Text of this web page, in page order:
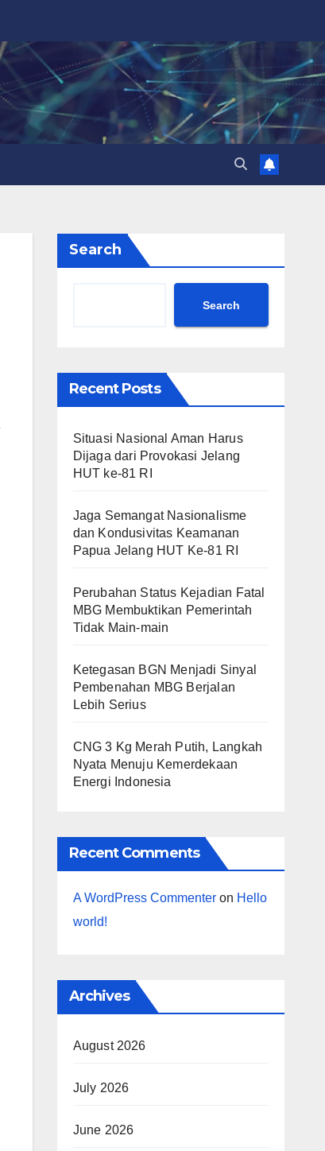
Search
Search
Recent Posts
Situasi Nasional Aman Harus
Dijaga dari Provokasi Jelang
HUT ke-81 RI
Jaga Semangat Nasionalisme
dan Kondusivitas Keamanan
Papua Jelang HUT Ke-81 RI
Perubahan Status Kejadian Fatal
MBG Membuktikan Pemerintah
Tidak Main-main
Ketegasan BGN Menjadi Sinyal
Pembenahan MBG Berjalan
Lebih Serius
CNG 3 Kg Merah Putih, Langkah
Nyata Menuju Kemerdekaan
Energi Indonesia
Recent Comments
A WordPress Commenteron Hello
world!
Archives
August 2026
July 2026
June 2026